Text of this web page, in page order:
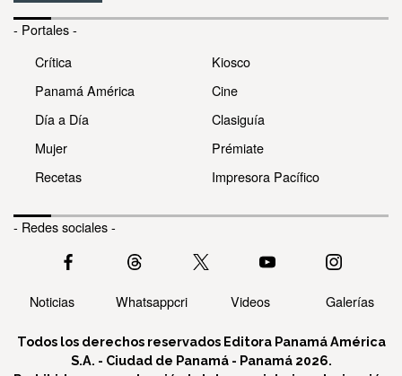
- Portales -
Crítica
Panamá América
Día a Día
Mujer
Recetas
Kiosco
Cine
Clasiguía
Prémiate
Impresora Pacífico
- Redes sociales -
Noticias Whatsappcri Videos Galerías
Todos los derechos reservados Editora Panamá América
S.A. - Ciudad de Panamá - Panamá 2026.